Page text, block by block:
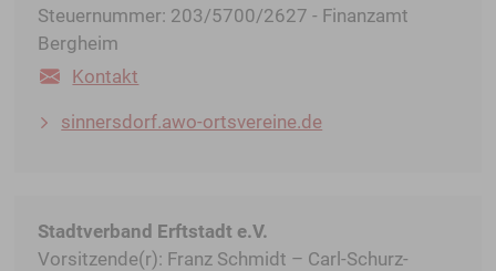
Steuernummer: 203/5700/2627 - Finanzamt
Bergheim
Kontakt
sinnersdorf.awo-ortsvereine.de
Stadtverband Erftstadt e.V.
Vorsitzende(r): Franz Schmidt – Carl-Schurz-